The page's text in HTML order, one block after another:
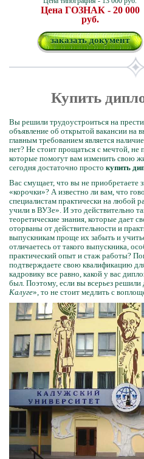
Цена ГОЗНАК - 20 000
руб.
заказать документ
Купить
Вы решили трудоустроиться на
объявление об открытой вакансии на
главным требованием является
нет? Не стоит прощаться с мечтой,
которые помогут вам изменить свою
сегодня достаточно просто купить
Вас смущает, что вы не приобретаете
«корочки»? А известно ли вам, что
специалистам практически на любой
учили в ВУЗе». И это действительно
теоретические знания, которые дает
оторваны от действительности и
выпускникам проще их забыть и
отличаетесь от такого выпускника,
практический опыт и стаж работы?
подтверждаете свою квалификацию
кадровику все равно, какой у вас
был. Поэтому, если вы всерьез решили
Калуге», то не стоит медлить с